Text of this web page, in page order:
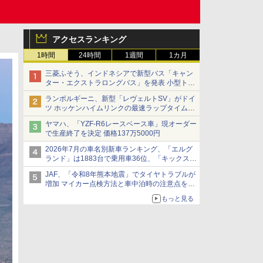
アクセスランキング
1時間 24時間 1週間 1カ月
三菱ふそう、インドネシアで新型バス「キャン
ター・エクストラロングバス」を発表 小型トラ
ックベースの観光・旅客輸送向けバス
ランボルギーニ、新型「レヴェルトSV」がドイ
ツ ホッケンハイムリンクの最速ラップタイムを
記録
ヤマハ、「YZF-R6レースベース車」現オーダー
で生産終了を決定 価格137万5000円
2026年7月の車名別新車ランキング、「エルグ
ランド」は1883台で乗用車36位、「キックス」
は2591台で27位に
JAF、「令和8年熊本地震」でタイヤトラブルが
増加 マイカー点検方法と車中泊時の注意点を呼
もっと見る